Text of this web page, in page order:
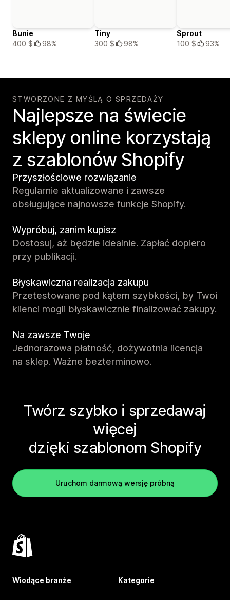
Bunie
400 $
98%
Tiny
300 $
98%
Sprout
100 $
93%
STWORZONE Z MYŚLĄ O SPRZEDAŻY
Najlepsze na świecie
sklepy online korzystają
z szablonów Shopify
Przyszłościowe rozwiązanie
Regularnie aktualizowane i zawsze
obsługujące najnowsze funkcje Shopify.
Wypróbuj, zanim kupisz
Dostosuj, aż będzie idealnie. Zapłać dopiero
przy publikacji.
Błyskawiczna realizacja zakupu
Przetestowane pod kątem szybkości, by Twoi
klienci mogli błyskawicznie finalizować zakupy.
Na zawsze Twoje
Jednorazowa płatność, dożywotnia licencja
na sklep. Ważne bezterminowo.
Twórz szybko i sprzedawaj
więcej
dzięki szablonom Shopify
Uruchom darmową wersję próbną
Wiodące branże Kategorie